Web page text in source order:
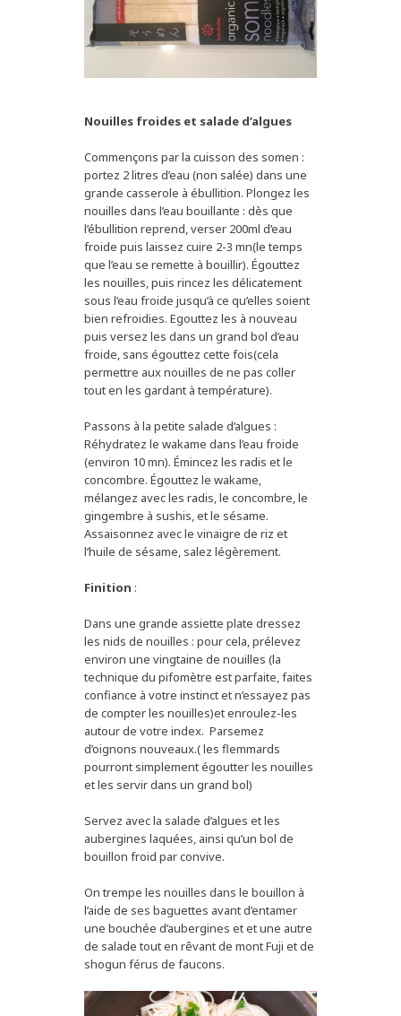
Nouilles froides et salade d’algues
Commençons par la cuisson des somen :
portez 2 litres d’eau (non salée) dans une
grande casserole à ébullition. Plongez les
nouilles dans l’eau bouillante : dès que
l’ébullition reprend, verser 200ml d’eau
froide puis laissez cuire 2-3 mn(le temps
que l’eau se remette à bouillir). Égouttez
les nouilles, puis rincez les délicatement
sous l’eau froide jusqu’à ce qu’elles soient
bien refroidies. Egouttez les à nouveau
puis versez les dans un grand bol d’eau
froide, sans égouttez cette fois(cela
permettre aux nouilles de ne pas coller
tout en les gardant à température).
Passons à la petite salade d’algues :
Réhydratez le wakame dans l’eau froide
(environ 10 mn). Émincez les radis et le
concombre. Égouttez le wakame,
mélangez avec les radis, le concombre, le
gingembre à sushis, et le sésame.
Assaisonnez avec le vinaigre de riz et
l’huile de sésame, salez légèrement.
Finition :
Dans une grande assiette plate dressez
les nids de nouilles : pour cela, prélevez
environ une vingtaine de nouilles (la
technique du pifomètre est parfaite, faites
confiance à votre instinct et n’essayez pas
de compter les nouilles)et enroulez-les
autour de votre index. Parsemez
d’oignons nouveaux.( les flemmards
pourront simplement égoutter les nouilles
et les servir dans un grand bol)
Servez avec la salade d’algues et les
aubergines laquées, ainsi qu’un bol de
bouillon froid par convive.
On trempe les nouilles dans le bouillon à
l’aide de ses baguettes avant d’entamer
une bouchée d’aubergines et et une autre
de salade tout en rêvant de mont Fuji et de
shogun férus de faucons.